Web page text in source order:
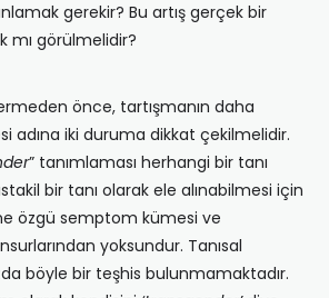
gerekir? Bu artış gerçek bir
mı görülmelidir?
önce, tartışmanın daha
adına iki duruma dikkat çekilmelidir.
” tanımlaması herhangi bir tanı
bir tanı olarak ele alınabilmesi için
özgü semptom kümesi ve
yoksundur. Tanısal
böyle bir teşhis bulunmamaktadır.